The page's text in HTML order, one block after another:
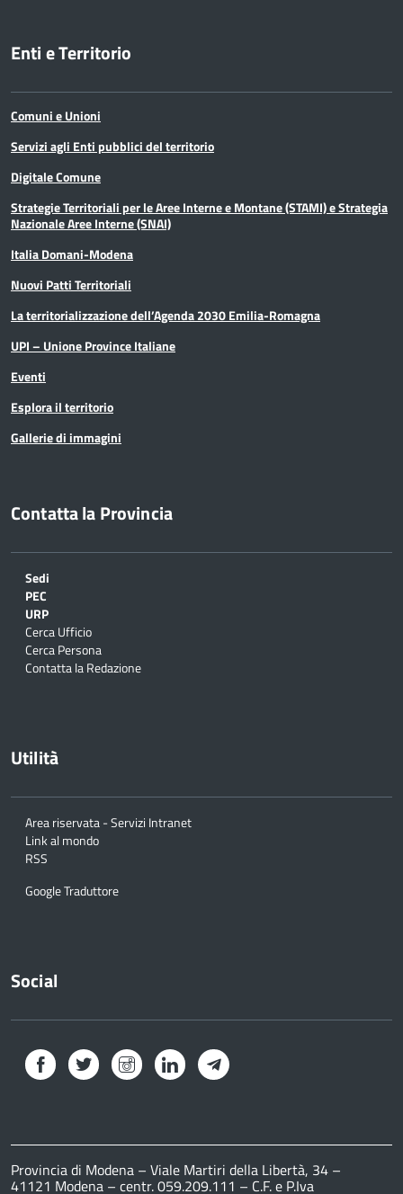
Enti e Territorio
Comuni e Unioni
Servizi agli Enti pubblici del territorio
Digitale Comune
Strategie Territoriali per le Aree Interne e Montane (STAMI) e Strategia
Nazionale Aree Interne (SNAI)
Italia Domani-Modena
Nuovi Patti Territoriali
La territorializzazione dell’Agenda 2030 Emilia-Romagna
UPI – Unione Province Italiane
Eventi
Esplora il territorio
Gallerie di immagini
Contatta la Provincia
Sedi
PEC
URP
Cerca Ufficio
Cerca Persona
Contatta la Redazione
Utilità
Area riservata - Servizi Intranet
Link al mondo
RSS
Google Traduttore
Social
Facebook Twitter InstagramLinkedInTelegram
Provincia di Modena – Viale Martiri della Libertà, 34 –
41121 Modena – centr. 059.209.111 – C.F. e P.Iva